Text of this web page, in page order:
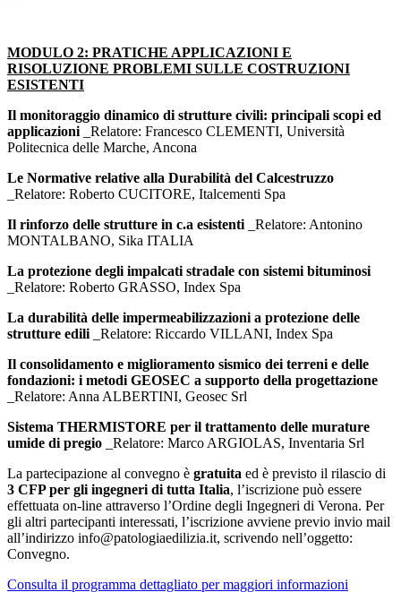
MODULO 2: PRATICHE APPLICAZIONI E
RISOLUZIONE PROBLEMI SULLE COSTRUZIONI
ESISTENTI
Il monitoraggio dinamico di strutture civili: principali scopi ed
applicazioni
Relatore: Francesco CLEMENTI, Università
Politecnica delle Marche, Ancona
Le Normative relative alla Durabilità del Calcestruzzo
Relatore: Roberto CUCITORE, Italcementi Spa
Il rinforzo delle strutture in c.a esistenti
Relatore: Antonino
MONTALBANO, Sika ITALIA
La protezione degli impalcati stradale con sistemi bituminosi
Relatore: Roberto GRASSO, Index Spa
La durabilità delle impermeabilizzazioni a protezione delle
strutture edili
Relatore: Riccardo VILLANI, Index Spa
Il consolidamento e miglioramento sismico dei terreni e delle
fondazioni: i metodi GEOSEC a supporto della progettazione
Relatore: Anna ALBERTINI, Geosec Srl
Sistema THERMISTORE per il trattamento delle murature
umide di pregio
Relatore: Marco ARGIOLAS, Inventaria Srl
La partecipazione al convegno è gratuita ed è previsto il rilascio di
3 CFP per gli ingegneri di tutta Italia, l’iscrizione può essere
effettuata on-line attraverso l’Ordine degli Ingegneri di Verona. Per
gli altri partecipanti interessati, l’iscrizione avviene previo invio mail
all’indirizzo info@patologiaedilizia.it, scrivendo nell’oggetto:
Convegno.
Consulta il programma dettagliato per maggiori informazioni